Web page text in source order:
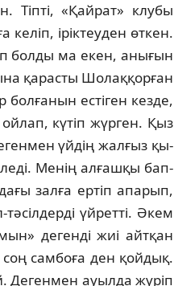
Тіпті, «Қай­рат» клубы
ірік­теуден өткен.
бол­ды ма екен, анығын
қарасты Шолаққорған
естіген кезде,
күтіп жүрген. Қыз
үйдің жалғыз қы­
Менің алғашқы бап­
залға ертіп апа­рып,
үйрет­ті. Әкем
дегенді жиі айтқан
сам­боға ден қойдық.
Дегенмен ауылда жүріп